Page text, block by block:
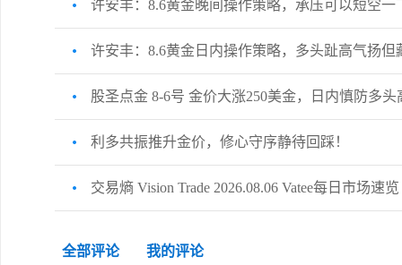
许安丰：8.6黄金晚间操作策略，承压可以短空一
许安丰：8.6黄金日内操作策略，多头趾高气扬但
股圣点金 8-6号 金价大涨250美金，日内慎防多
利多共振推升金价，修心守序静待回踩！
交易熵 Vision Trade 2026.08.06 Vatee每日市场速览
全部评论 我的评论